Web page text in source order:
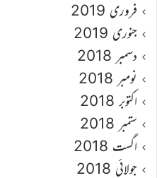
فروری 2019
جنوری 2019
دسمبر 2018
نومبر 2018
اکتوبر 2018
ستمبر 2018
اگست 2018
جولائی 2018